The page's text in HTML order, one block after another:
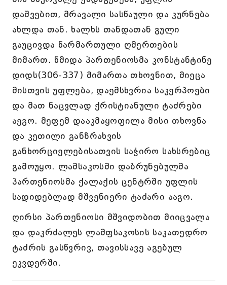
დაშვებით, მრავალი სასწაული და კურნება
ახლდა თან. ხალხს თანდათან გული
გაუცივდა წარმართული ღმერთების
მიმართ. წმიდა პართენიოსმა კონსტანტინე
დიდს(306-337) მიმართა თხოვნით, მიეცა
მისთვის უფლება, დაემსხვრია საკერპოები
და მათ ნაცვლად ქრისტიანული ტაძრები
აეგო. მეფემ დააკმაყოფილა მისი თხოვნა
და კეთილი განზრახვის
განხორციელებისათვის საჭირო სახსრებიც
გამოუყო. ლამსაკოსში დაბრუნებულმა
პართენიოსმა ქალაქის ცენტრში უფლის
სადიდებლად მშვენიერი ტაძარი ააგო.
ღირსი პართენიოსი მშვიდობით მიიცვალა
და დაკრძალეს ლამფსაკოსის საკათედრო
ტაძრის გასწვრივ, თავისსავე აგებულ
ეკვდერში.